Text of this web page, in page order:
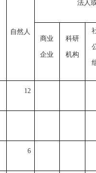
自然人
法人
商业
企业
科研
机构
12
6